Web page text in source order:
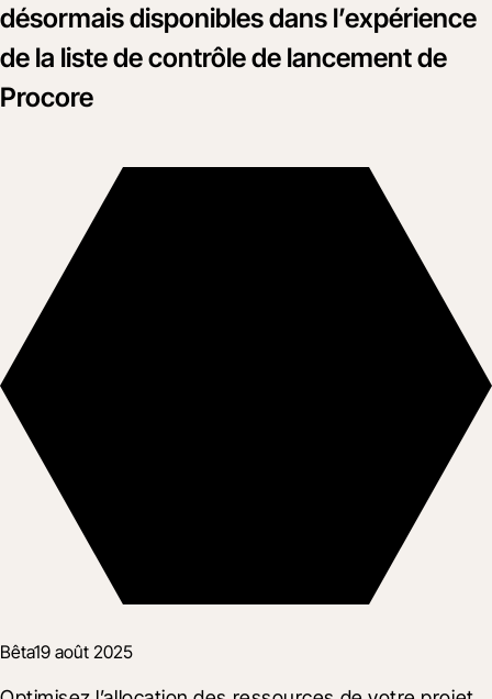
désormais disponibles dans l’expérience
de la liste de contrôle de lancement de
Procore
Bêta19 août 2025